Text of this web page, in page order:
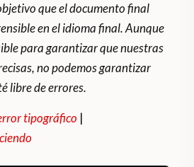
que el documento final
en el idioma final. Aunque
para garantizar que nuestras
no podemos garantizar
libre de errores.
tipográfico |